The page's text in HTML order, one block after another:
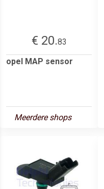
€ 20.83
opel MAP sensor
Meerdere shops